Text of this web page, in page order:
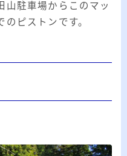
山駐車場からこのマッ
ピストンです。